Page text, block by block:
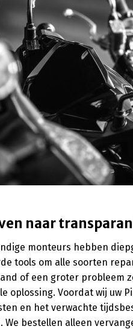
naar
monteurs hebben
tools om alle soorten
of een groter probleem
oplossing. Voordat wij uw
en het verwachte
We bestellen alleen